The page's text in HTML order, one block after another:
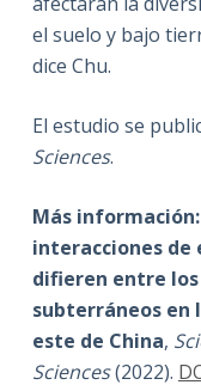
el suelo y bajo
dice Chu.
El estudio se
Sciences.
Más información:
interacciones de
difieren entre
subterráneos en
este de China,
Sciences(2022).